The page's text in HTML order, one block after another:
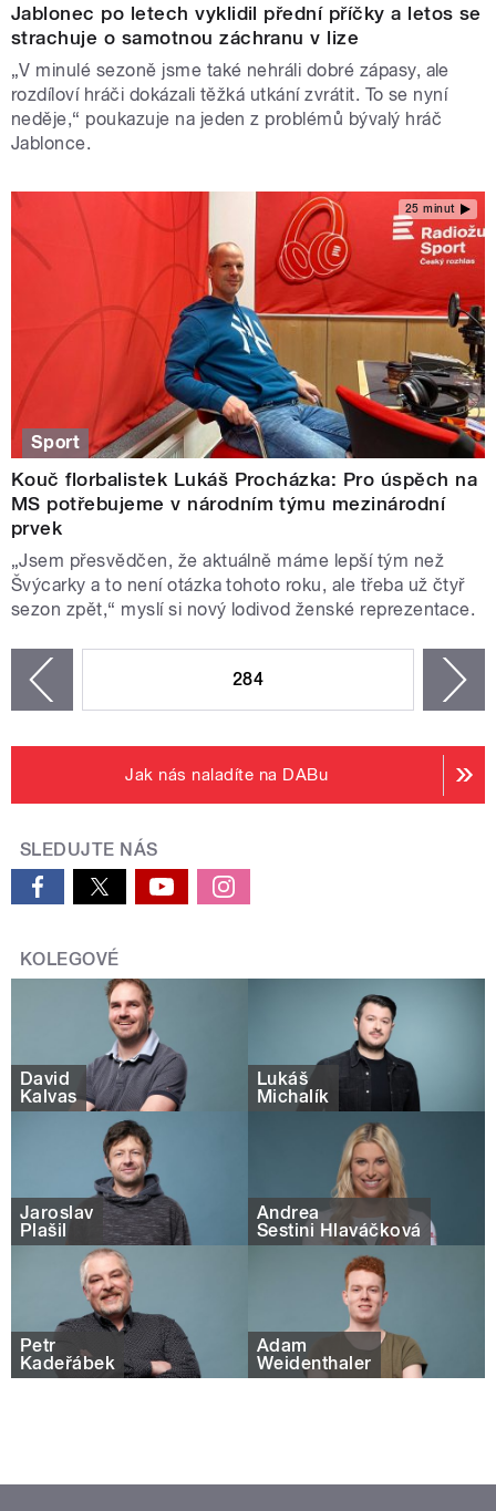
Jablonec po letech vyklidil přední příčky a letos se
strachuje o samotnou záchranu v lize
„V minulé sezoně jsme také nehráli dobré zápasy, ale
rozdíloví hráči dokázali těžká utkání zvrátit. To se nyní
neděje,“ poukazuje na jeden z problémů bývalý hráč
Jablonce.
25 minut
Sport
Kouč florbalistek Lukáš Procházka: Pro úspěch na
MS potřebujeme v národním týmu mezinárodní
prvek
„Jsem přesvědčen, že aktuálně máme lepší tým než
Švýcarky a to není otázka tohoto roku, ale třeba už čtyř
sezon zpět,“ myslí si nový lodivod ženské reprezentace.
284
Jak nás naladíte na DABu
SLEDUJTE NÁS
KOLEGOVÉ
David
Kalvas
Lukáš
Michalík
Jaroslav
Plašil
Andrea
Sestini Hlaváčková
Petr
Kadeřábek
Adam
Weidenthaler